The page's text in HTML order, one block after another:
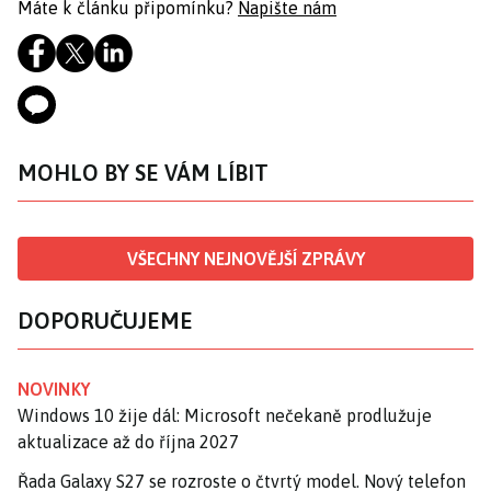
Máte k článku připomínku? Napište nám
MOHLO BY SE VÁM LÍBIT
VŠECHNY NEJNOVĚJŠÍ ZPRÁVY
DOPORUČUJEME
NOVINKY
Windows 10 žije dál: Microsoft nečekaně prodlužuje
aktualizace až do října 2027
Řada Galaxy S27 se rozroste o čtvrtý model. Nový telefon